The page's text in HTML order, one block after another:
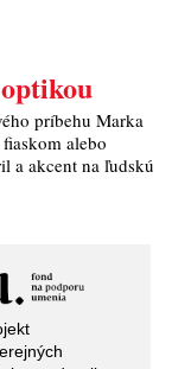
príbehu Marka
alebo
a akcent na ľudskú